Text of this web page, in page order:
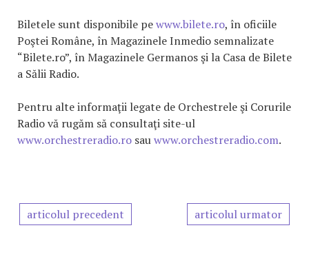
Biletele sunt disponibile pewww.bilete.ro, în oficiile
Poştei Române, în Magazinele Inmedio semnalizate
“Bilete.ro”, în Magazinele Germanos şi la Casa de Bilete
a Sălii Radio.
Pentru alte informaţii legate de Orchestrele şi Corurile
Radio vă rugăm să consultaţi site-ul
www.orchestreradio.ro sauwww.orchestreradio.com.
articolul precedent articolul urmator